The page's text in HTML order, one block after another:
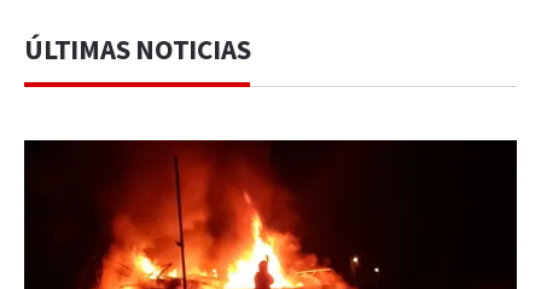
ÚLTIMAS NOTICIAS